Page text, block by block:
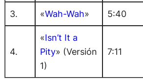
3. «Wah-Wah» 5:40
4.
«Isn’t It a
Pity» (Versión
1)
7:11